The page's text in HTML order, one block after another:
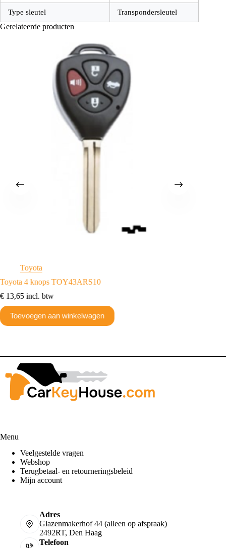
Type sleutel Transpondersleutel
Gerelateerde producten
Toyota
Toyota 4 knops TOY43ARS10
€ 13,65 incl. btw
Toevoegen aan winkelwagen
Menu
Veelgestelde vragen
Webshop
Terugbetaal- en retourneringsbeleid
Mijn account
Adres
Glazenmakerhof 44 (alleen op afspraak)
2492RT, Den Haag
Telefoon